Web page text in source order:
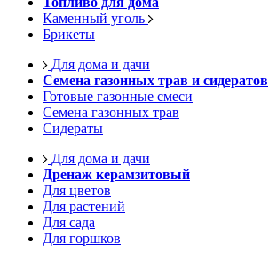
Каменный уголь
Брикеты
Для дома и дачи
Семена газонных трав и сидератов
Готовые газонные смеси
Семена газонных трав
Сидераты
Для дома и дачи
Дренаж керамзитовый
Для цветов
Для растений
Для сада
Для горшков